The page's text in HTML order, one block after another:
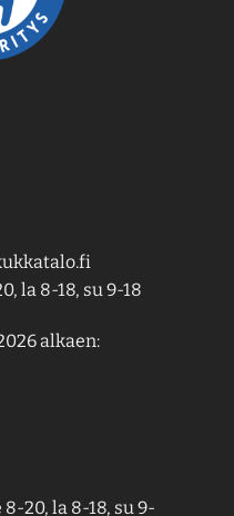
la 8-18, su 9-18
alkaen:
8-20, la 8-18, su 9-